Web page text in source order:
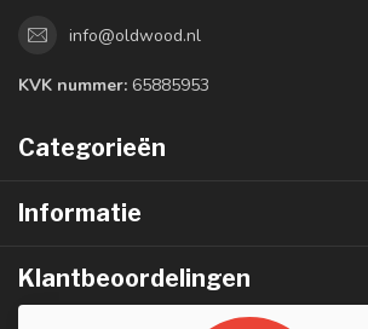
info@oldwood.nl
KVK nummer: 65885953
Categorieën
Informatie
Klantbeoordelingen